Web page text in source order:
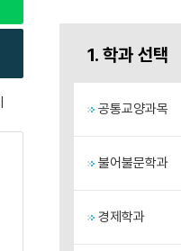
1. 학과 선택
공통교양과목
불어불문학과
경제학과